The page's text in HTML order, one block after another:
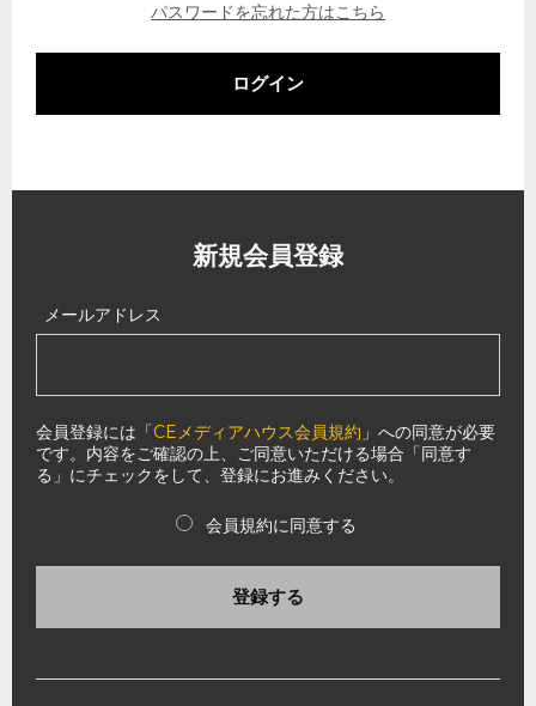
パスワードを忘れた方はこちら
ログイン
新規会員登録
メールアドレス
会員登録には「CEメディアハウス会員規約 」への同意が必要
です。内容をご確認の上、ご同意いただける場合「同意す
る」にチェックをして、登録にお進みください。
会員規約に同意する
登録する